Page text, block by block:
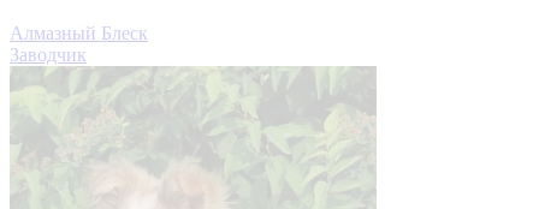
Алмазный Блеск
Заводчик